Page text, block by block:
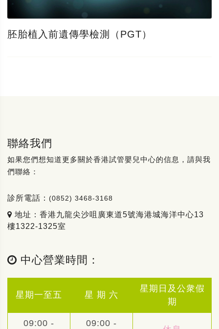
胚胎植入前遺傳學檢測（PGT）
聯絡我們
如果您們想知道更多關於香港試管嬰兒中心的信息，請與我
們聯絡：
診所電話： (0852) 3468-3168
地址：香港九龍尖沙咀廣東道5號海港城海洋中心13
樓1322-1325室
中心營業時間：
星期一至五 星 期 六
星期日及公衆假
期
09:00 - 09:00 -